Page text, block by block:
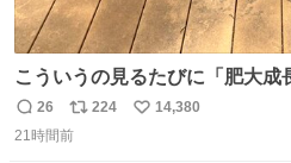
こういうの見るたびに「肥大成
ろ…」って心配になっちゃう．
返
信
26
リ
ポ
224
い
14,380
21時間前